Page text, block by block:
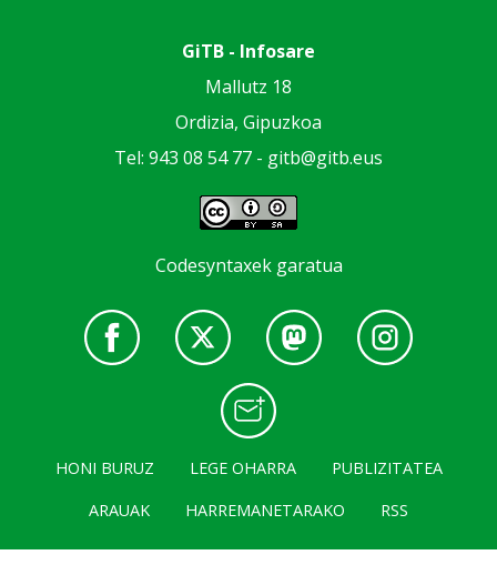
GiTB - Infosare
Mallutz 18
Ordizia, Gipuzkoa
Tel: 943 08 54 77 - gitb@gitb.eus
Codesyntaxek garatua
HONI BURUZ LEGE OHARRA
PUBLIZITATEA
ARAUAK
HARREMANETARAKO RSS